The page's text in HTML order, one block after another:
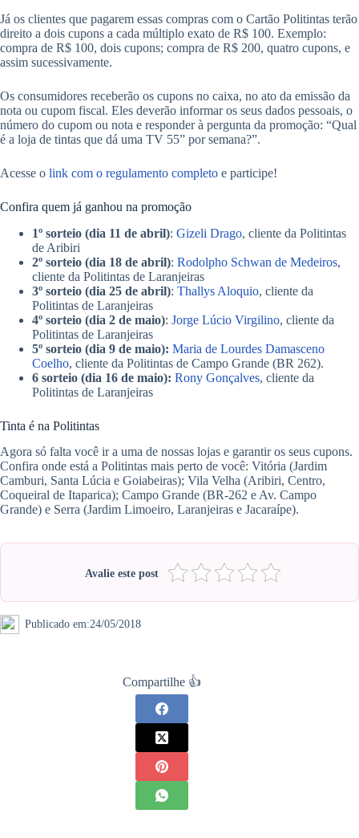
Já os clientes que pagarem essas compras com o Cartão Politintas terão
direito a dois cupons a cada múltiplo exato de R$ 100. Exemplo:
compra de R$ 100, dois cupons; compra de R$ 200, quatro cupons, e
assim sucessivamente.
Os consumidores receberão os cupons no caixa, no ato da emissão da
nota ou cupom fiscal. Eles deverão informar os seus dados pessoais, o
número do cupom ou nota e responder à pergunta da promoção: “Qual
é a loja de tintas que dá uma TV 55” por semana?”.
Acesse o link com o regulamento completo e participe!
Confira quem já ganhou na promoção
1º sorteio (dia 11 de abril): Gizeli Drago, cliente da Politintas
de Aribiri
2º sorteio (dia 18 de abril): Rodolpho Schwan de Medeiros,
cliente da Politintas de Laranjeiras
3º sorteio (dia 25 de abril): Thallys Aloquio, cliente da
Politintas de Laranjeiras
4º sorteio (dia 2 de maio): Jorge Lúcio Virgilino, cliente da
Politintas de Laranjeiras
5º sorteio (dia 9 de maio): Maria de Lourdes Damasceno
Coelho, cliente da Politintas de Campo Grande (BR 262).
6 sorteio (dia 16 de maio): Rony Gonçalves, cliente da
Politintas de Laranjeiras
Tinta é na Politintas
Agora só falta você ir a uma de nossas lojas e garantir os seus cupons.
Confira onde está a Politintas mais perto de você: Vitória (Jardim
Camburi, Santa Lúcia e Goiabeiras); Vila Velha (Aribiri, Centro,
Coqueiral de Itaparica); Campo Grande (BR-262 e Av. Campo
Grande) e Serra (Jardim Limoeiro, Laranjeiras e Jacaraípe).
Avalie este post
Publicado em:24/05/2018
Compartilhe 👍